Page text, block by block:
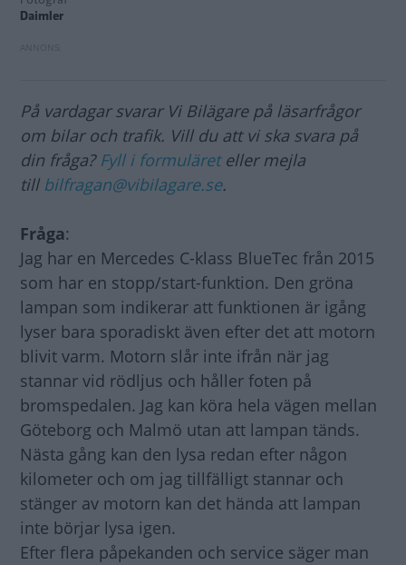
Daimler
På vardagar svarar Vi Bilägare på läsarfrågor
om bilar och trafik. Vill du att vi ska svara på
din fråga? Fyll i formuläreteller mejla
till bilfragan@vibilagare.se.
Fråga:
Jag har en Mercedes C-klass BlueTec från 2015
som har en stopp/start-funktion. Den gröna
lampan som indikerar att funktionen är igång
lyser bara sporadiskt även efter det att motorn
blivit varm. Motorn slår inte ifrån när jag
stannar vid rödljus och håller foten på
bromspedalen. Jag kan köra hela vägen mellan
Göteborg och Malmö utan att lampan tänds.
Nästa gång kan den lysa redan efter någon
kilometer och om jag tillfälligt stannar och
stänger av motorn kan det hända att lampan
inte börjar lysa igen.
Efter flera påpekanden och service säger man